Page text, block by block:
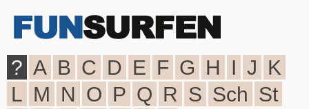
? A B C D E F G H I J K
L M N O P Q R S Sch St